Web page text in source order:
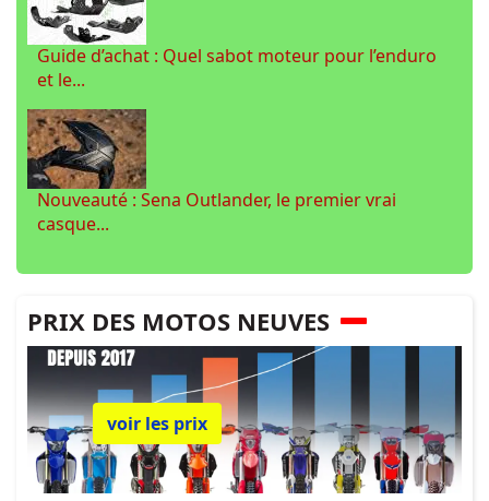
Guide d’achat : Quel sabot moteur pour l’enduro
et le...
Nouveauté : Sena Outlander, le premier vrai
casque...
PRIX DES MOTOS NEUVES
voir les prix